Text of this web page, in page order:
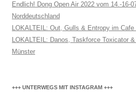
Endlich! Dong Open Air 2022 vom 14.-16-
Norddeutschland
LOKALTEIL: Out, Gulls & Entropy im Cafe
LOKALTEIL: Danos, Taskforce Toxicator
Münster
+++ UNTERWEGS MIT INSTAGRAM +++